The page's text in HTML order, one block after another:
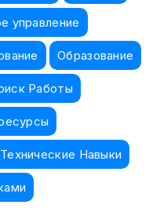
управление
Образование
Работы
Технические Навыки